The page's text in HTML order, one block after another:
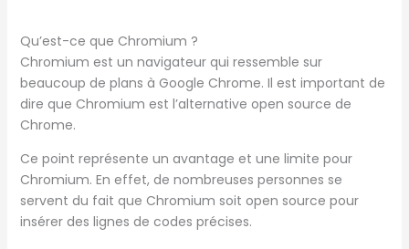
Qu’est-ce que Chromium ?
Chromium est un navigateur qui ressemble sur
beaucoup de plans à Google Chrome. Il est important de
dire que Chromium est l’alternative open source de
Chrome.
Ce point représente un avantage et une limite pour
Chromium. En effet, de nombreuses personnes se
servent du fait que Chromium soit open source pour
insérer des lignes de codes précises.